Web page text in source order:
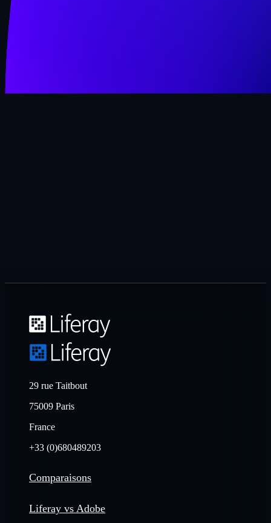
29 rue Taitbout
75009 Paris
France
+33 (0)680489203
Comparaisons
Liferay vs Adobe